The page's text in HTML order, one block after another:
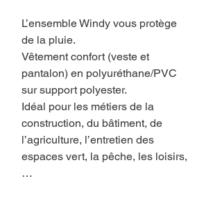
L’ensemble Windy vous protège
de la pluie.
Vêtement confort (veste et
pantalon) en polyuréthane/PVC
sur support polyester.
Idéal pour les métiers de la
construction, du bâtiment, de
l’agriculture, l’entretien des
espaces vert, la pêche, les loisirs,
…